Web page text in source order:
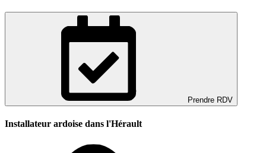
Prendre RDV
Installateur ardoise dans l'Hérault